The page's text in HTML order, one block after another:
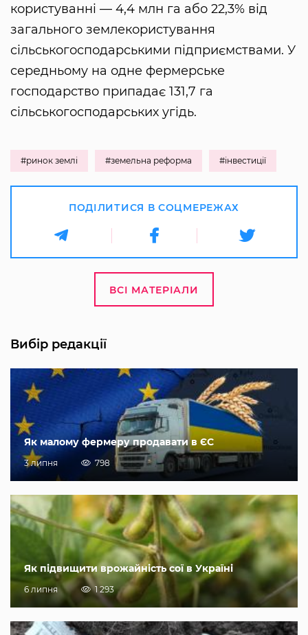
користуванні — 4,4 млн га або 22,3% від
загального землекористування
сільськогосподарськими підприємствами. У
середньому на одне фермерське
господарство припадає 131,7 га
сільськогосподарських угідь.
#ринок землі #земельна реформа #інвестиції
ПОДІЛИТИСЯ В СОЦМЕРЕЖАХ
ВСІ МАТЕРІАЛИ
Вибір редакції
Як малому фермеру продавати в ЄС
3 липня 798
Як підвищити врожайність сої в Україні
6 липня 1 293